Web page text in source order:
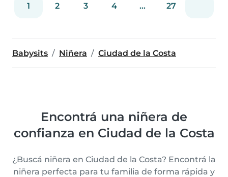
1 2 3 4 ... 27
Babysits Niñera Ciudad de la Costa
Encontrá una niñera de
confianza en Ciudad de la Costa
¿Buscá niñera en Ciudad de la Costa? Encontrá la
niñera perfecta para tu familia de forma rápida y